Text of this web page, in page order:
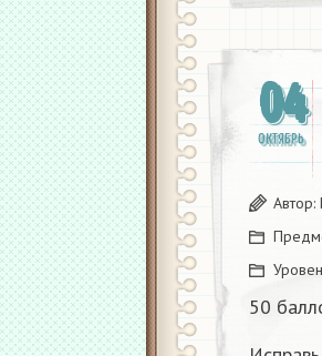
04
ОКТЯБРЬ
Автор:
50